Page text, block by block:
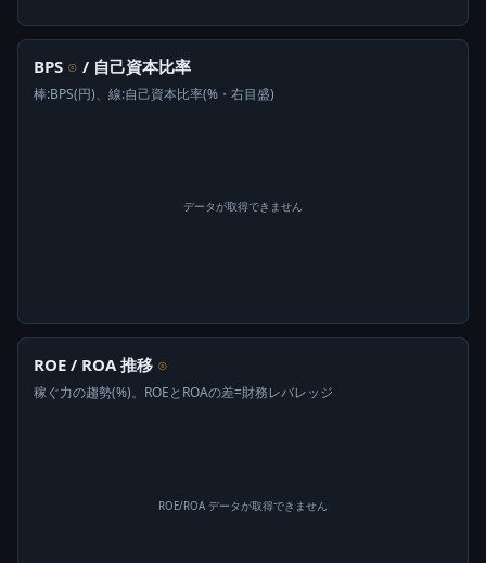
BPS ⊙ / 自己資本比率
棒:BPS(円)、線:自己資本比率(%・右目盛)
データが取得できません
ROE / ROA 推移 ⊙
稼ぐ力の趨勢(%)。ROEとROAの差=財務レバレッジ
ROE/ROA データが取得できません